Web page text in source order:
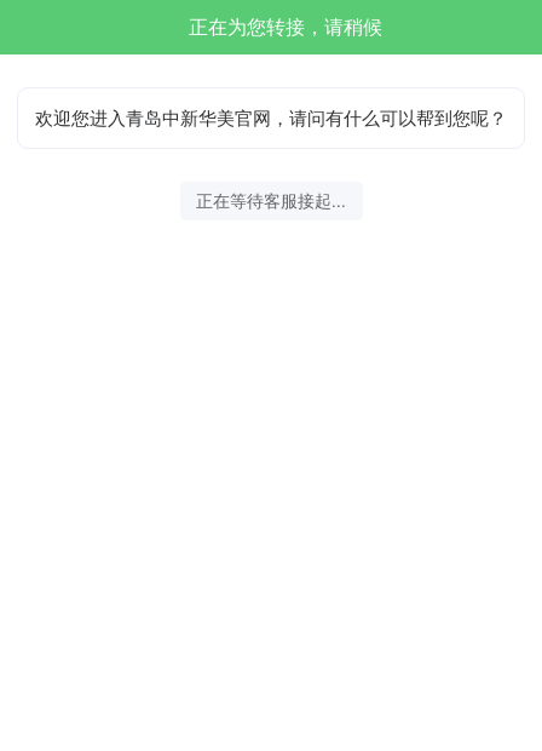
正在为您转接，请稍候
欢迎您进入青岛中新华美官网，请问有什么可以帮到您呢？
正在等待客服接起...